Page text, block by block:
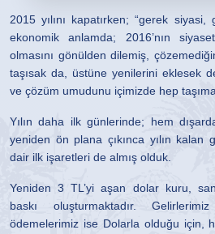
2015 yılını kapatırken; “gerek
ekonomik anlamda; 2016’nın
olmasını gönülden dilemiş,
taşısak da, üstüne yenilerini eklesek
ve çözüm umudunu içimizde hep
Yılın daha ilk günlerinde; hem
yeniden ön plana çıkınca yılın kalan
dair ilk işaretleri de almış olduk.
Yeniden 3 TL’yi aşan dolar kuru,
baskı oluşturmaktadır.
ödemelerimiz ise Dolarla olduğu için,